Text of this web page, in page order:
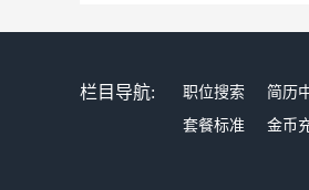
栏目导航: 职位搜索 简历
套餐标准
金币